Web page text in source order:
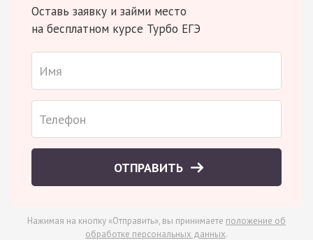
Оставь заявку и займи место
на бесплатном курсе Турбо ЕГЭ
ОТПРАВИТЬ
Нажимая на кнопку «Отправить», вы принимаете положение об
обработке персональных данных.